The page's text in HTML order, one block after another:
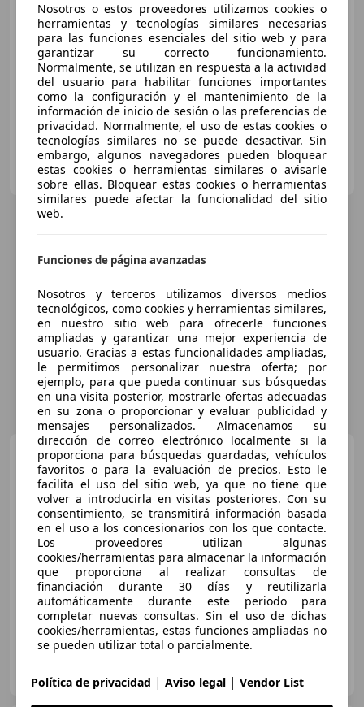
€ 8.900
Sin comparación
09/2014 258.000 km Diésel 110 kW (150 CV)
Particular
ES-18004 Granada
Citroen C4 PicassoC4
Picasso 2.0 DTI
€ 3.500
Sin comparación
07/2008 340.000 km Diésel 100 kW (136 CV)
ES-46701 Gandia
Nosotros o estos proveedores utilizamos cookies o
herramientas y tecnologías similares necesarias
para las funciones esenciales del sitio web y para
garantizar su correcto funcionamiento.
Normalmente, se utilizan en respuesta a la actividad
del usuario para habilitar funciones importantes
como la configuración y el mantenimiento de la
información de inicio de sesión o las preferencias de
privacidad. Normalmente, el uso de estas cookies o
tecnologías similares no se puede desactivar. Sin
embargo, algunos navegadores pueden bloquear
estas cookies o herramientas similares o avisarle
sobre ellas. Bloquear estas cookies o herramientas
similares puede afectar la funcionalidad del sitio
web.
Funciones de página avanzadas
Nosotros y terceros utilizamos diversos medios
tecnológicos, como cookies y herramientas similares,
en nuestro sitio web para ofrecerle funciones
ampliadas y garantizar una mejor experiencia de
usuario. Gracias a estas funcionalidades ampliadas,
le permitimos personalizar nuestra oferta; por
ejemplo, para que pueda continuar sus búsquedas
en una visita posterior, mostrarle ofertas adecuadas
en su zona o proporcionar y evaluar publicidad y
mensajes personalizados. Almacenamos su
dirección de correo electrónico localmente si la
proporciona para búsquedas guardadas, vehículos
favoritos o para la evaluación de precios. Esto le
facilita el uso del sitio web, ya que no tiene que
volver a introducirla en visitas posteriores. Con su
consentimiento, se transmitirá información basada
en el uso a los concesionarios con los que contacte.
Los proveedores utilizan algunas
cookies/herramientas para almacenar la información
que proporciona al realizar consultas de
financiación durante 30 días y reutilizarla
automáticamente durante este periodo para
completar nuevas consultas. Sin el uso de dichas
cookies/herramientas, estas funciones ampliadas no
se pueden utilizar total o parcialmente.
Política de privacidad | Aviso legal | Vendor List